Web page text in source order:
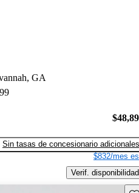
GA
Sin tasas de concesionario adicionales
$832/mes
Verif. disponibilidad